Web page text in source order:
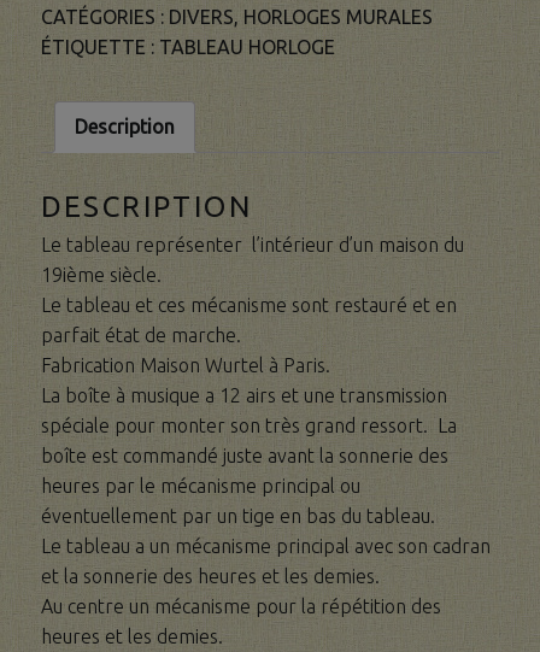
CATÉGORIES : DIVERS, HORLOGES MURALES
ÉTIQUETTE : TABLEAU HORLOGE
Description
DESCRIPTION
Le tableau représenter l’intérieur d’un maison du
19ième siècle.
Le tableau et ces mécanisme sont restauré et en
parfait état de marche.
Fabrication Maison Wurtel à Paris.
La boîte à musique a 12 airs et une transmission
spéciale pour monter son très grand ressort. La
boîte est commandé juste avant la sonnerie des
heures par le mécanisme principal ou
éventuellement par un tige en bas du tableau.
Le tableau a un mécanisme principal avec son cadran
et la sonnerie des heures et les demies.
Au centre un mécanisme pour la répétition des
heures et les demies.